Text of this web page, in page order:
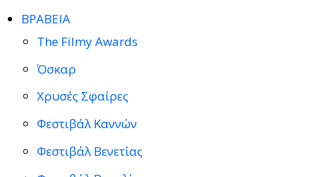
ΒΡΑΒΕΙΑ
The Filmy Awards
Όσκαρ
Χρυσές Σφαίρες
Φεστιβάλ Καννών
Φεστιβάλ Βενετίας